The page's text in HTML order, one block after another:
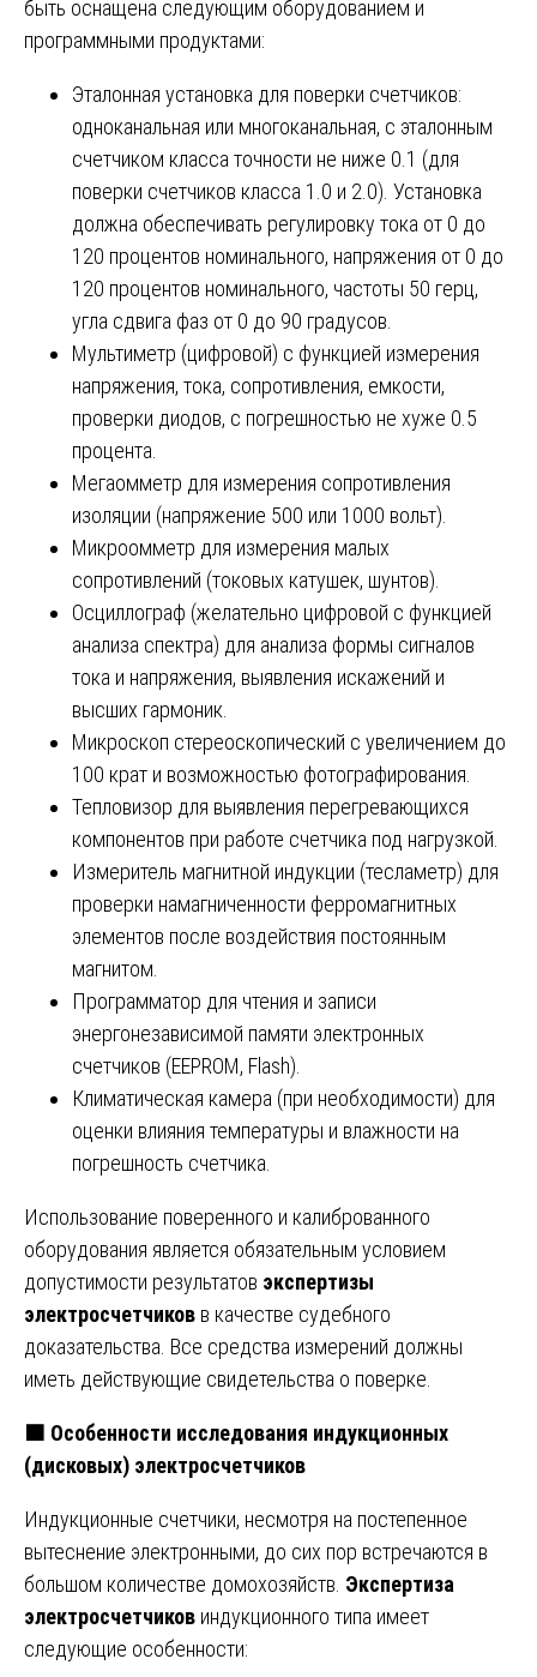
быть оснащена следующим оборудованием и
программными продуктами:
Эталонная установка для поверки счетчиков:
одноканальная или многоканальная, с эталонным
счетчиком класса точности не ниже 0.1 (для
поверки счетчиков класса 1.0 и 2.0). Установка
должна обеспечивать регулировку тока от 0 до
120 процентов номинального, напряжения от 0 до
120 процентов номинального, частоты 50 герц,
угла сдвига фаз от 0 до 90 градусов.
Мультиметр (цифровой) с функцией измерения
напряжения, тока, сопротивления, емкости,
проверки диодов, с погрешностью не хуже 0.5
процента.
Мегаомметр для измерения сопротивления
изоляции (напряжение 500 или 1000 вольт).
Микроомметр для измерения малых
сопротивлений (токовых катушек, шунтов).
Осциллограф (желательно цифровой с функцией
анализа спектра) для анализа формы сигналов
тока и напряжения, выявления искажений и
высших гармоник.
Микроскоп стереоскопический с увеличением до
100 крат и возможностью фотографирования.
Тепловизор для выявления перегревающихся
компонентов при работе счетчика под нагрузкой.
Измеритель магнитной индукции (тесламетр) для
проверки намагниченности ферромагнитных
элементов после воздействия постоянным
магнитом.
Программатор для чтения и записи
энергонезависимой памяти электронных
счетчиков (EEPROM, Flash).
Климатическая камера (при необходимости) для
оценки влияния температуры и влажности на
погрешность счетчика.
Использование поверенного и калиброванного
оборудования является обязательным условием
допустимости результатов экспертизы
электросчетчиков в качестве судебного
доказательства. Все средства измерений должны
иметь действующие свидетельства о поверке.
🟧 Особенности исследования индукционных
(дисковых) электросчетчиков
Индукционные счетчики, несмотря на постепенное
вытеснение электронными, до сих пор встречаются в
большом количестве домохозяйств. Экспертиза
электросчетчиков индукционного типа имеет
следующие особенности: